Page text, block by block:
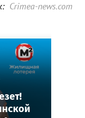
Crimea-news.com